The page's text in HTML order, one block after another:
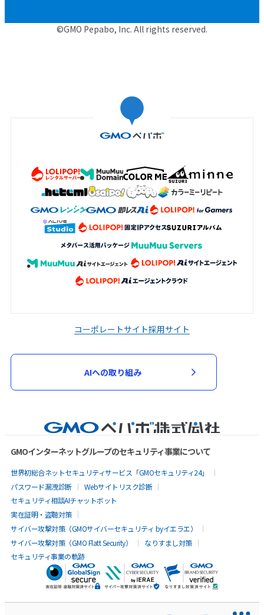
©GMO Pepabo, Inc. All rights reserved.
コーポレートサイト採用サイト
AIへの取り組み
GMOインターネットグループのセキュリティ事業について
世界初総合ネットセキュリティサービス「GMOセキュリティ24」
パスワード漏洩診断
Webサイトリスク診断
セキュリティ相談AIチャットボット
実在証明・盗聴対策
サイバー攻撃対策（GMOサイバーセキュリティ byイエラエ）
サイバー攻撃対策（GMO Flatt Security）
なりすまし対策
セキュリティ事業の軌跡